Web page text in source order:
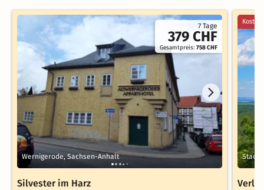
7 Tage
379 CHF
Gesamtpreis:758 CHF
Wernigerode, Sachsen-Anhalt
Silvester im Harz
Stadt